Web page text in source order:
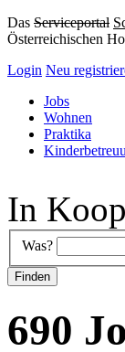
Das Serviceportal
Österreichischen
Login Neu
Jobs
Wohnen
Praktika
In
Was?
690